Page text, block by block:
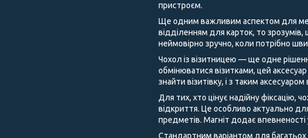
пристроєм.
Ще одним важливим аспектом для
відділенням для карток, то
неймовірно зручно, коли потрібно
Чохол із візитницею — ще одне
обмінюватися візитками, цей
знайти візитівку, і з таким
Для тих, хто цінує надійну фіксацію,
відкриття. Це особливо актуально
предметів. Магніт додає
Стандартним варіантом для